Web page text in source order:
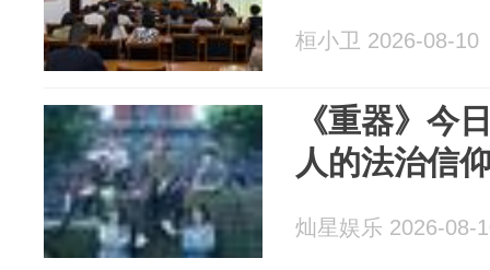
桓小卫 2026-08-10
《重器》今
人的法治信
灿星娱乐 2026-08-